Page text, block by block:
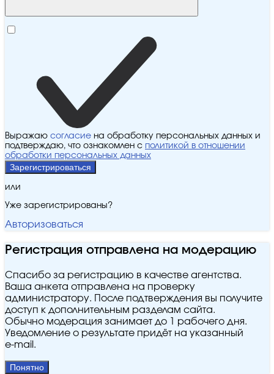
Выражаю согласие на обработку персональных данных и
подтверждаю, что ознакомлен с политикой в отношении
обработки персональных данных
Зарегистрироваться
или
Уже зарегистрированы?
Авторизоваться
Регистрация отправлена на модерацию
Спасибо за регистрацию в качестве агентства.
Ваша анкета отправлена на проверку
администратору. После подтверждения вы получите
доступ к дополнительным разделам сайта.
Обычно модерация занимает до 1 рабочего дня.
Уведомление о результате придёт на указанный
e‑mail.
Понятно